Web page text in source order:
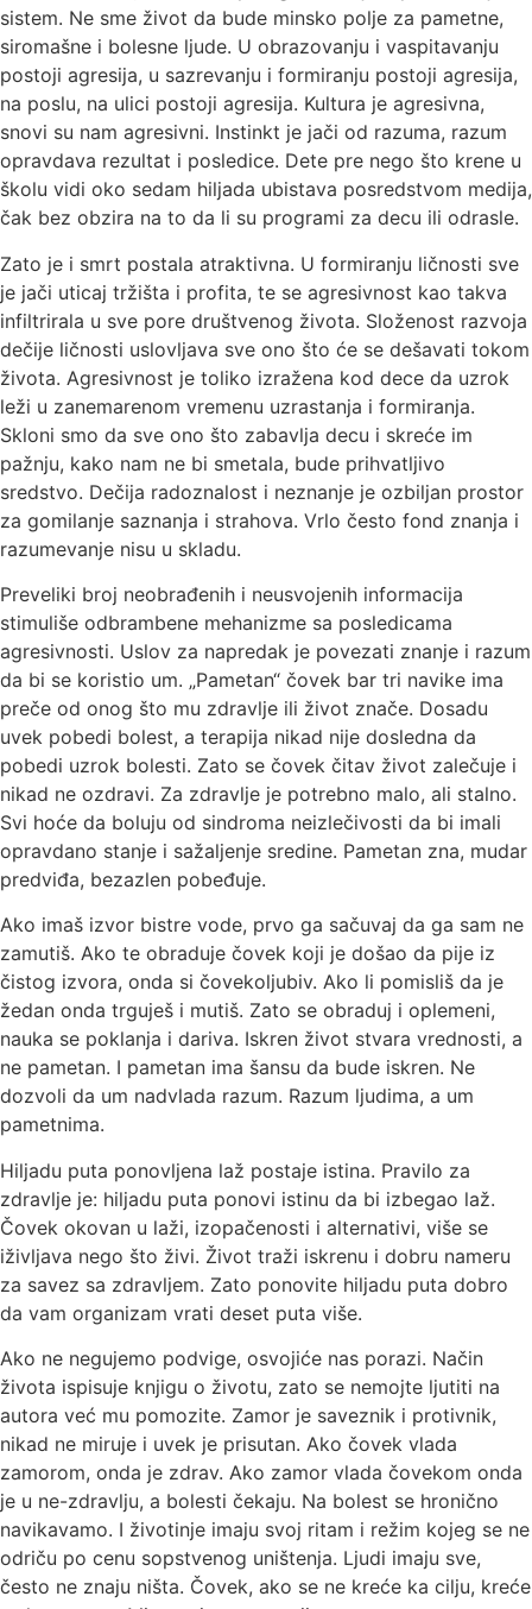
sistem. Ne sme život da bude minsko polje za pametne,
siromašne i bolesne ljude. U obrazovanju i vaspitavanju
postoji agresija, u sazrevanju i formiranju postoji agresija,
na poslu, na ulici postoji agresija. Kultura je agresivna,
snovi su nam agresivni. Instinkt je jači od razuma, razum
opravdava rezultat i posledice. Dete pre nego što krene u
školu vidi oko sedam hiljada ubistava posredstvom medija,
čak bez obzira na to da li su programi za decu ili odrasle.
Zato je i smrt postala atraktivna. U formiranju ličnosti sve
je jači uticaj tržišta i profita, te se agresivnost kao takva
infiltrirala u sve pore društvenog života. Složenost razvoja
dečije ličnosti uslovljava sve ono što će se dešavati tokom
života. Agresivnost je toliko izražena kod dece da uzrok
leži u zanemarenom vremenu uzrastanja i formiranja.
Skloni smo da sve ono što zabavlja decu i skreće im
pažnju, kako nam ne bi smetala, bude prihvatljivo
sredstvo. Dečija radoznalost i neznanje je ozbiljan prostor
za gomilanje saznanja i strahova. Vrlo često fond znanja i
razumevanje nisu u skladu.
Preveliki broj neobrađenih i neusvojenih informacija
stimuliše odbrambene mehanizme sa posledicama
agresivnosti. Uslov za napredak je povezati znanje i razum
da bi se koristio um. „Pametan“ čovek bar tri navike ima
preče od onog što mu zdravlje ili život znače. Dosadu
uvek pobedi bolest, a terapija nikad nije dosledna da
pobedi uzrok bolesti. Zato se čovek čitav život zalečuje i
nikad ne ozdravi. Za zdravlje je potrebno malo, ali stalno.
Svi hoće da boluju od sindroma neizlečivosti da bi imali
opravdano stanje i sažaljenje sredine. Pametan zna, mudar
predviđa, bezazlen pobeđuje.
Ako imaš izvor bistre vode, prvo ga sačuvaj da ga sam ne
zamutiš. Ako te obraduje čovek koji je došao da pije iz
čistog izvora, onda si čovekoljubiv. Ako li pomisliš da je
žedan onda trguješ i mutiš. Zato se obraduj i oplemeni,
nauka se poklanja i dariva. Iskren život stvara vrednosti, a
ne pametan. I pametan ima šansu da bude iskren. Ne
dozvoli da um nadvlada razum. Razum ljudima, a um
pametnima.
Hiljadu puta ponovljena laž postaje istina. Pravilo za
zdravlje je: hiljadu puta ponovi istinu da bi izbegao laž.
Čovek okovan u laži, izopačenosti i alternativi, više se
iživljava nego što živi. Život traži iskrenu i dobru nameru
za savez sa zdravljem. Zato ponovite hiljadu puta dobro
da vam organizam vrati deset puta više.
Ako ne negujemo podvige, osvojiće nas porazi. Način
života ispisuje knjigu o životu, zato se nemojte ljutiti na
autora već mu pomozite. Zamor je saveznik i protivnik,
nikad ne miruje i uvek je prisutan. Ako čovek vlada
zamorom, onda je zdrav. Ako zamor vlada čovekom onda
je u ne-zdravlju, a bolesti čekaju. Na bolest se hronično
navikavamo. I životinje imaju svoj ritam i režim kojeg se ne
odriču po cenu sopstvenog uništenja. Ljudi imaju sve,
često ne znaju ništa. Čovek, ako se ne kreće ka cilju, kreće